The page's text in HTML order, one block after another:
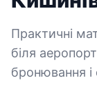
Практичні
біля
бронювання і